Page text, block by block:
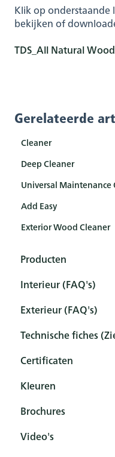
Klik op onderstaande
bekijken of
TDS_All Natural
Gerelateerde
Cleaner
Deep Cleaner
Universal Maintenance
Add Easy
Exterior Wood Cleaner
Producten
Interior
Exterior
Tools
Sets
Interieur (FAQ's)
Voorbereiding
Voorbehandeling
Bescherming
Onderhoud en
Nabehandeling
FAQ
Exterieur (FAQ's)
Voorbehandeling
Bescherming
Onderhoud en
FAQ
Technische fiches
Certificaten
Overzicht
Certificaten
Kleuren
Brochures
Algemeen
Video's